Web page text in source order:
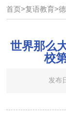
首页>复语教育>
世界那么
校
发布